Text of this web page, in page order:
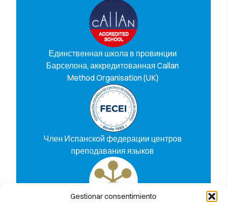
Gestionar consentimiento
Единственная школа в провинции
Барселона, аккредитованная Callan
Method Organisation (UK)
Член Испанской федерации центров
преподавания языков